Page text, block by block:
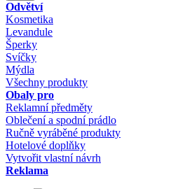
Odvětví
Kosmetika
Levandule
Šperky
Svíčky
Mýdla
Všechny produkty
Obaly pro
Reklamní předměty
Oblečení a spodní prádlo
Ručně vyráběné produkty
Hotelové doplňky
Vytvořit vlastní návrh
Reklama